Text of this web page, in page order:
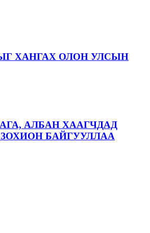
ХАНГАХ ОЛОН УЛСЫН
АЛБАН ХААГЧДАД
БАЙГУУЛЛАА